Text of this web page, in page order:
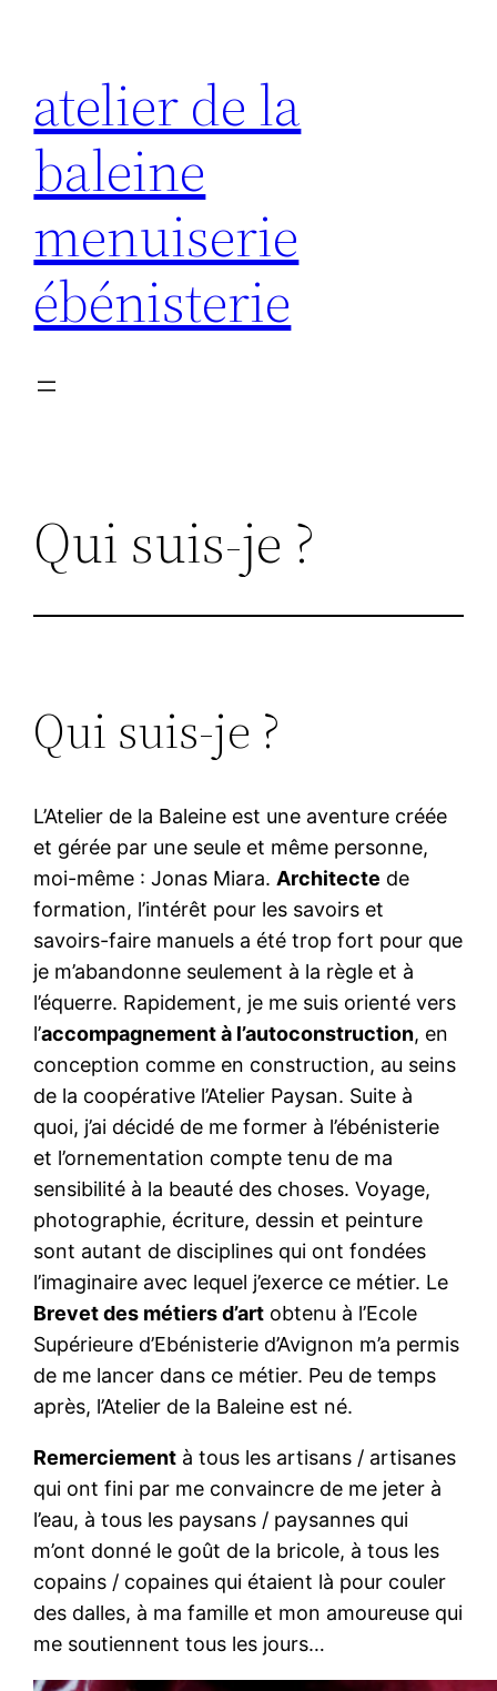
atelier de la
baleine
menuiserie
ébénisterie
Qui suis-je ?
Qui suis-je ?
L’Atelier de la Baleine est une aventure créée
et gérée par une seule et même personne,
moi-même : Jonas Miara. Architecte de
formation, l’intérêt pour les savoirs et
savoirs-faire manuels a été trop fort pour que
je m’abandonne seulement à la règle et à
l’équerre. Rapidement, je me suis orienté vers
l’accompagnement à l’autoconstruction, en
conception comme en construction, au seins
de la coopérative l’Atelier Paysan. Suite à
quoi, j’ai décidé de me former à l’ébénisterie
et l’ornementation compte tenu de ma
sensibilité à la beauté des choses. Voyage,
photographie, écriture, dessin et peinture
sont autant de disciplines qui ont fondées
l’imaginaire avec lequel j’exerce ce métier. Le
Brevet des métiers d’art obtenu à l’Ecole
Supérieure d’Ebénisterie d’Avignon m’a permis
de me lancer dans ce métier. Peu de temps
après, l’Atelier de la Baleine est né.
Remerciement à tous les artisans / artisanes
qui ont fini par me convaincre de me jeter à
l’eau, à tous les paysans / paysannes qui
m’ont donné le goût de la bricole, à tous les
copains / copaines qui étaient là pour couler
des dalles, à ma famille et mon amoureuse qui
me soutiennent tous les jours…